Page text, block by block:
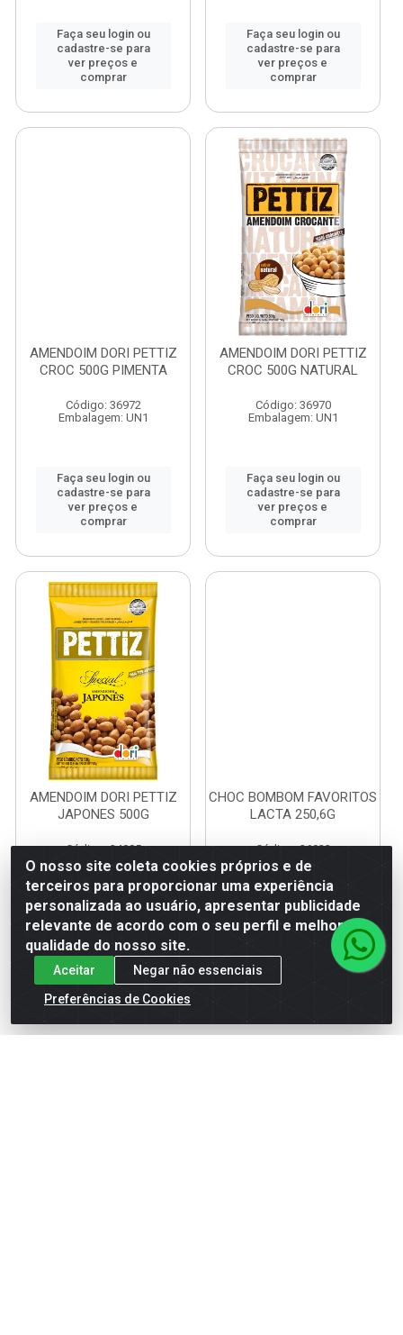
Faça seu login ou
cadastre-se para
ver preços e
comprar
Faça seu login ou
cadastre-se para
ver preços e
comprar
AMENDOIM DORI PETTIZ
CROC 500G PIMENTA
Código: 36972
Embalagem: UN1
Faça seu login ou
cadastre-se para
ver preços e
comprar
AMENDOIM DORI PETTIZ
CROC 500G NATURAL
Código: 36970
Embalagem: UN1
Faça seu login ou
cadastre-se para
ver preços e
comprar
AMENDOIM DORI PETTIZ
JAPONES 500G
Código: 24085
Embalagem: UN1
Faça seu login ou
cadastre-se para
ver preços e
comprar
CHOC BOMBOM FAVORITOS
LACTA 250,6G
Código: 26922
Embalagem: UN1
Faça seu login ou
cadastre-se para
O nosso site coleta cookies próprios e de
terceiros para proporcionar uma experiência
personalizada ao usuário, apresentar publicidade
relevante de acordo com o seu perfil e melhorar a
qualidade do nosso site.
Aceitar
Negar não essenciais
Preferências de Cookies